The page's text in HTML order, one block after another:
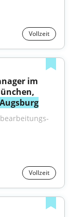
Vollzeit
im
Augsburg
Vollzeit